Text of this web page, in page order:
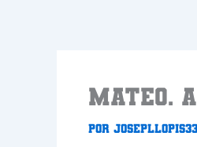
MATEO.
Por Josepllopis33